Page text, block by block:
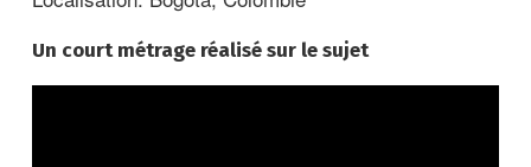
Un court métrage réalisé sur le sujet